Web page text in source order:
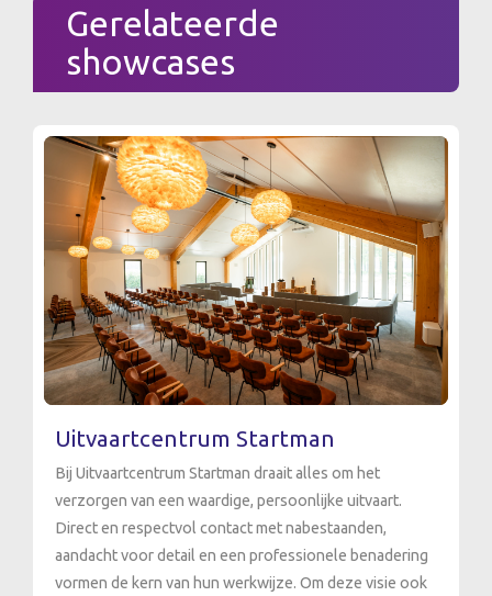
Gerelateerde
showcases
Uitvaartcentrum Startman
Bij Uitvaartcentrum Startman draait alles om het
verzorgen van een waardige, persoonlijke uitvaart.
Direct en respectvol contact met nabestaanden,
aandacht voor detail en een professionele benadering
vormen de kern van hun werkwijze. Om deze visie ook